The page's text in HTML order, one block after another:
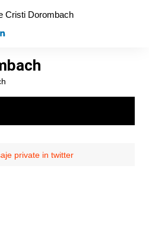
Cristi Dorombach
private in twitter